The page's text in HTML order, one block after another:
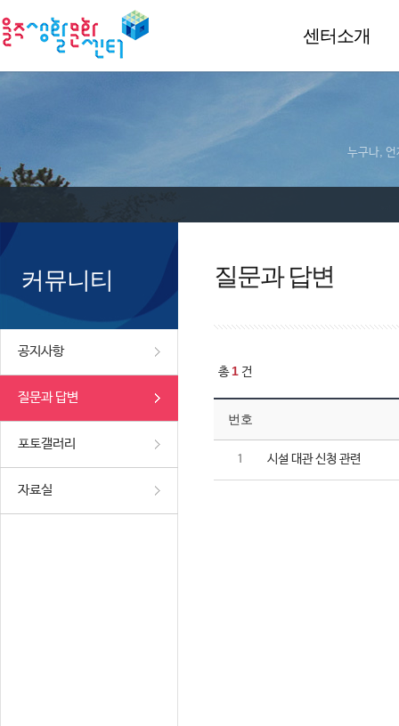
센터소개
누구나, 언
커뮤니티
공지사항
질문과 답변
포토갤러리
자료실
질문과 답변
총1 건
번호
1 시설 대관 신청 관련